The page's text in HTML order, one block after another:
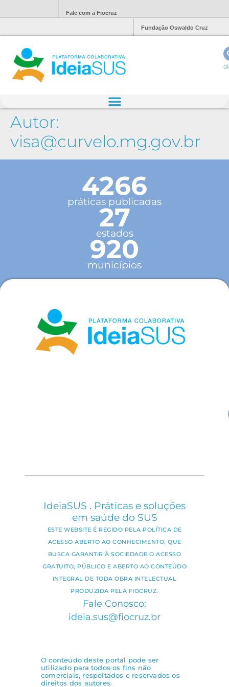
Fale com a Fiocruz
Fundação Oswaldo Cruz
Autor:
visa@curvelo.mg.gov.br
4266
práticas publicadas
27
estados
920
municípios
IdeiaSUS . Práticas e soluções
em saúde do SUS
ESTE WEBSITE É REGIDO PELA POLÍTICA DE
ACESSO ABERTO AO CONHECIMENTO, QUE
BUSCA GARANTIR À SOCIEDADE O ACESSO
GRATUITO, PÚBLICO E ABERTO AO CONTEÚDO
INTEGRAL DE TODA OBRA INTELECTUAL
PRODUZIDA PELA FIOCRUZ.
Fale Conosco:
ideia.sus@fiocruz.br
O conteúdo deste portal pode ser
utilizado para todos os fins não
comerciais, respeitados e reservados os
direitos dos autores.